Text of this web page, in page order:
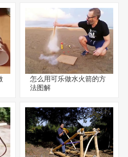
怎么用可乐做水火箭的方
法图解